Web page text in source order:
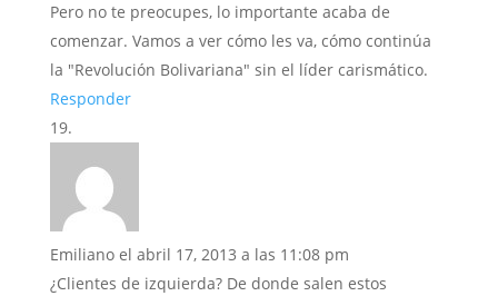
Pero no te preocupes, lo importante acaba de
comenzar. Vamos a ver cómo les va, cómo continúa
la "Revolución Bolivariana" sin el líder carismático.
Responder
Emiliano el abril 17, 2013 a las 11:08 pm
¿Clientes de izquierda? De donde salen estos